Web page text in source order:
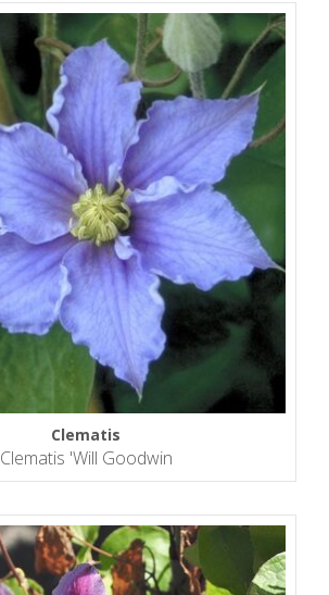
Clematis
Clematis 'Will Goodwin